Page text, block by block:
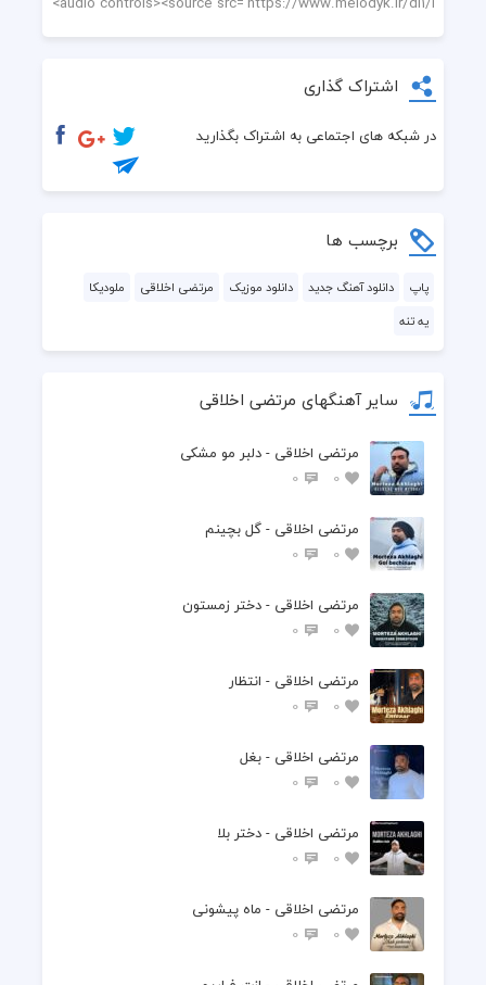
اشتراک گذاری
در شبکه های اجتماعی به اشتراک بگذارید
برچسب ها
پاپ دانلود آهنگ جدید دانلود موزیک مرتضی اخلاقی
ملودیکا
یه تنه
سایر آهنگهای مرتضی اخلاقی
مرتضی اخلاقی - دلبر مو مشکی
0
0
مرتضی اخلاقی - گل بچینم
0
0
مرتضی اخلاقی - دختر زمستون
0
0
مرتضی اخلاقی - انتظار
0
0
مرتضی اخلاقی - بغل
0
0
مرتضی اخلاقی - دختر بلا
0
0
مرتضی اخلاقی - ماه پیشونی
0
0